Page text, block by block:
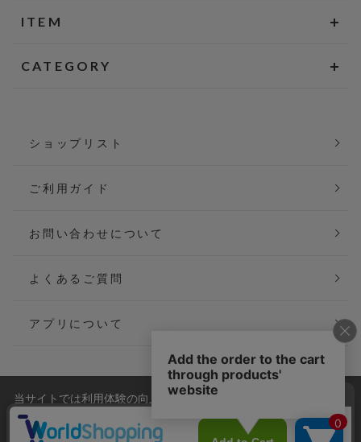
ITEM
CATEGORY
ショップリスト
ご利用ガイド
お問い合わせについて
よくあるご質問
アプリについて
会社概要
ご利用規約
個人情報保護方針
当サイトでは利用体験の向上およびコンテンツの最適な提供、ト
ラフィックの分析を目的としてCookieを使用しています。
サイトの閲覧を継続された場合、Cookieの利用に同意したことも